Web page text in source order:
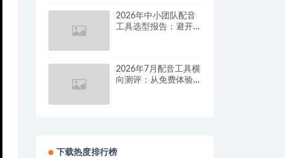
2026年中小团队配音
工具选型报告：避开
2026年7月配音工具横
向测评：从免费体验
下载热度排行榜